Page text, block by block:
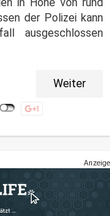
der Polizei kann
ausgeschlossen
Weiter
Anzeige